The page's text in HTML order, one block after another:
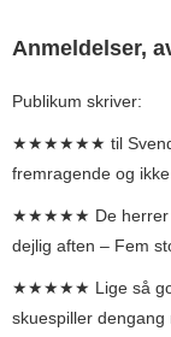
Anmeldelser,
Publikum skriver:
★★★★★★ til Svend
fremragende og
★★★★★ De herrer
dejlig aften – Fem
★★★★★ Lige så
skuespiller dengang